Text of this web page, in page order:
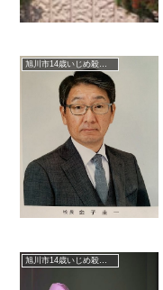
旭川市14歳いじめ殺人事件